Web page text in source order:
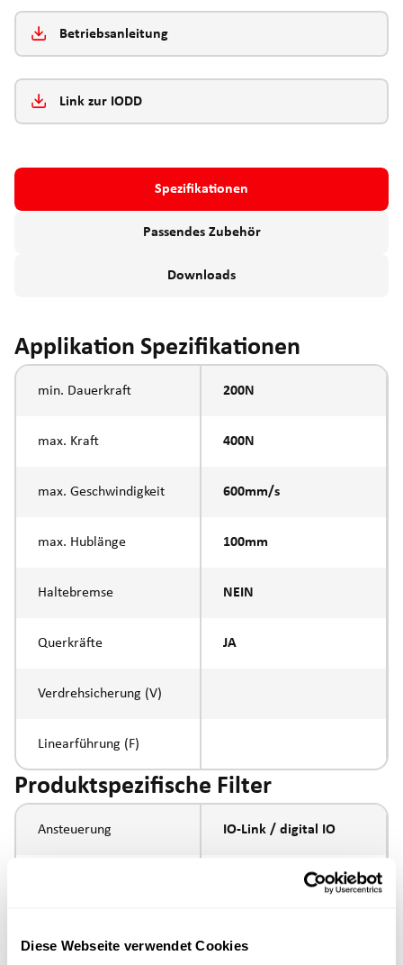
Diese Webseite verwendet Cookies
Betriebsanleitung
Link zur IODD
Spezifikationen
Passendes Zubehör
Downloads
Applikation Spezifikationen
min. Dauerkraft 200N
max. Kraft 400N
max. Geschwindigkeit 600mm/s
max. Hublänge 100mm
Haltebremse NEIN
Querkräfte JA
Verdrehsicherung (V)
Linearführung (F)
Produktspezifische Filter
Ansteuerung IO-Link / digital IO